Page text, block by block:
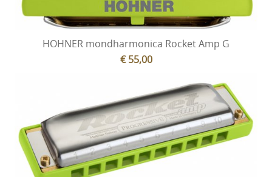
HOHNER mondharmonica Rocket Amp G
€ 55,00